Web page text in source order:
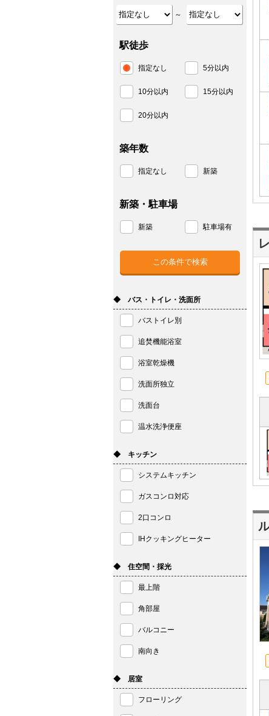
～
駅徒歩
指定なし 5分以内
10分以内 15分以内
20分以内
築年数
指定なし 新築
新築・駐車場
新築 駐車場有
◆ バス・トイレ・洗面所
バストイレ別
追焚機能浴室
浴室乾燥機
洗面所独立
洗面台
温水洗浄便座
◆ キッチン
システムキッチン
ガスコンロ対応
2口コンロ
IHクッキングヒーター
◆ 住空間・採光
最上階
角部屋
バルコニー
南向き
◆ 居室
フローリング